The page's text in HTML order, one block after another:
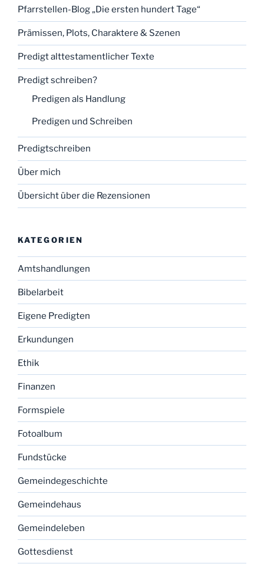
Pfarrstellen-Blog „Die ersten hundert Tage“
Prämissen, Plots, Charaktere & Szenen
Predigt alttestamentlicher Texte
Predigt schreiben?
Predigen als Handlung
Predigen und Schreiben
Predigtschreiben
Über mich
Übersicht über die Rezensionen
KATEGORIEN
Amtshandlungen
Bibelarbeit
Eigene Predigten
Erkundungen
Ethik
Finanzen
Formspiele
Fotoalbum
Fundstücke
Gemeindegeschichte
Gemeindehaus
Gemeindeleben
Gottesdienst